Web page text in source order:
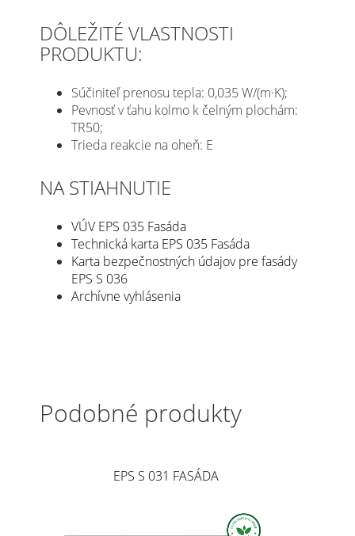
DÔLEŽITÉ VLASTNOSTI
PRODUKTU:
Súčiniteľ prenosu tepla: 0,035 W/(m·K);
Pevnosť v ťahu kolmo k čelným plochám:
TR50;
Trieda reakcie na oheň: E
NA STIAHNUTIE
VÚV EPS 035 Fasáda
Technická karta EPS 035 Fasáda
Karta bezpečnostných údajov pre fasády
EPS S 036
Archívne vyhlásenia
Podobné produkty
EPS S 031 FASÁDA